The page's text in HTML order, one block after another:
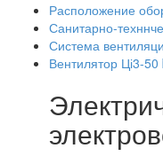
Расположение
Санитарно-
Система
Вентилятор Ці3-